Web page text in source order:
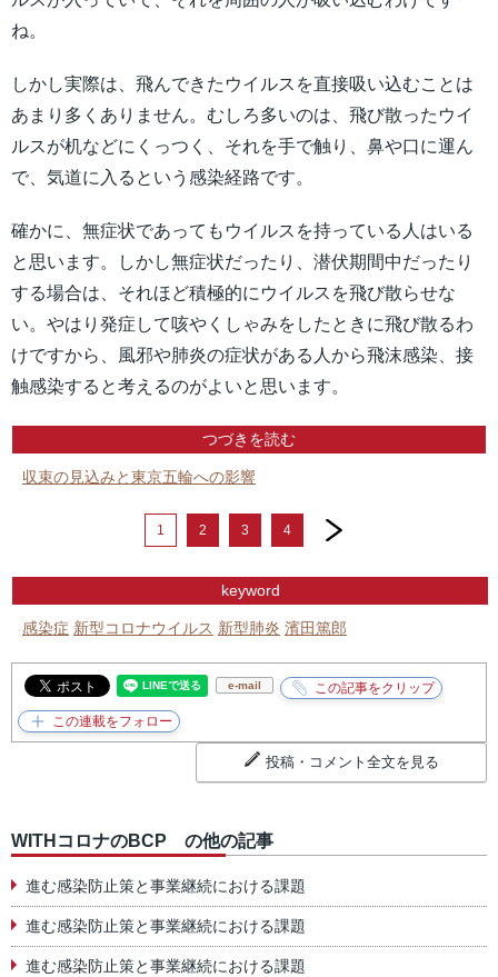
ね。
しかし実際は、飛んできたウイルスを直接吸い込むことは
あまり多くありません。むしろ多いのは、飛び散ったウイ
ルスが机などにくっつく、それを手で触り、鼻や口に運ん
で、気道に入るという感染経路です。
確かに、無症状であってもウイルスを持っている人はいる
と思います。しかし無症状だったり、潜伏期間中だったり
する場合は、それほど積極的にウイルスを飛び散らせな
い。やはり発症して咳やくしゃみをしたときに飛び散るわ
けですから、風邪や肺炎の症状がある人から飛沫感染、接
触感染すると考えるのがよいと思います。
つづきを読む
収束の見込みと東京五輪への影響
1 2 3 4
next
keyword
感染症 新型コロナウイルス 新型肺炎 濱田篤郎
e-mail
投稿・コメント全文を見る
WITHコロナのBCP の他の記事
進む感染防止策と事業継続における課題
進む感染防止策と事業継続における課題
進む感染防止策と事業継続における課題